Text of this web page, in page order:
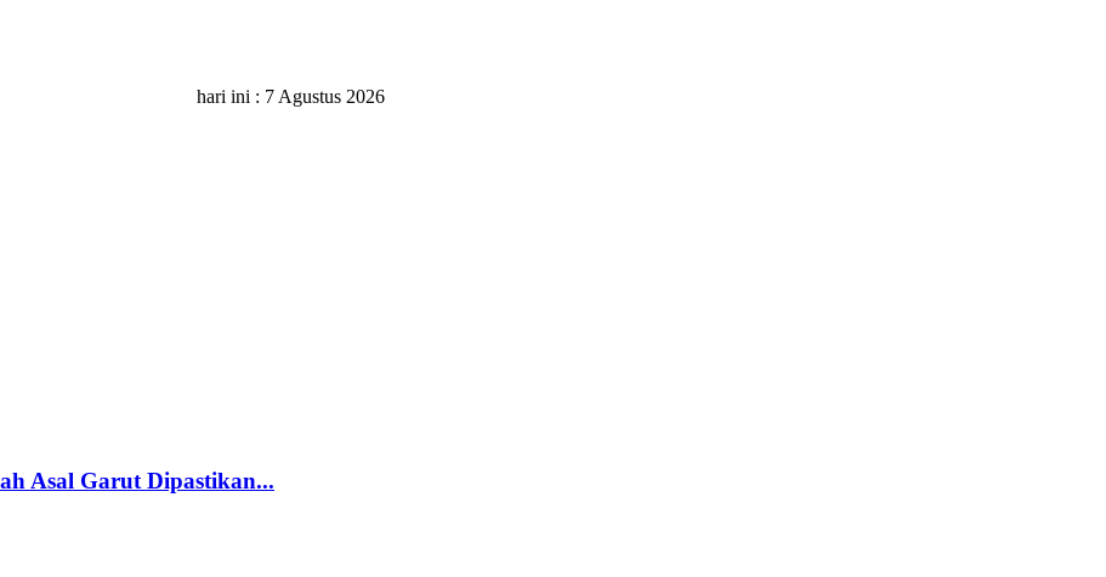
hari ini : 7 Agustus 2026
Asal Garut Dipastikan...